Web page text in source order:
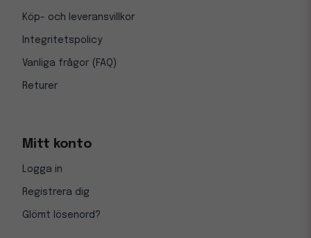
Köp- och leveransvillkor
Integritetspolicy
Vanliga frågor (FAQ)
Returer
Mitt konto
Logga in
Registrera dig
Glömt lösenord?